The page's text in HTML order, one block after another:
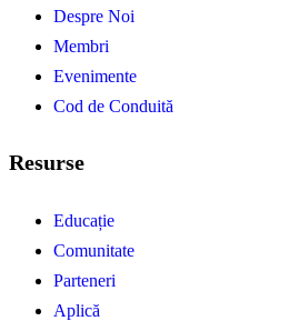
Despre Noi
Membri
Evenimente
Cod de Conduită
Resurse
Educație
Comunitate
Parteneri
Aplică